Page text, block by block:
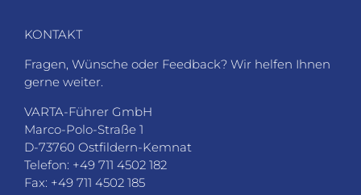
KONTAKT
Fragen, Wünsche oder Feedback? Wir helfen Ihnen
gerne weiter.
VARTA-Führer GmbH
Marco-Polo-Straße 1
D-73760 Ostfildern-Kemnat
Telefon: +49 711 4502 182
Fax: +49 711 4502 185